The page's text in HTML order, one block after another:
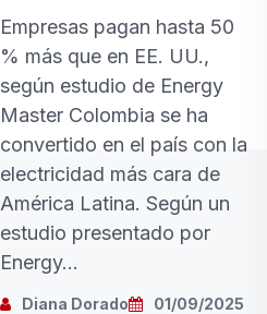
Empresas pagan hasta 50
% más que en EE. UU.,
según estudio de Energy
Master Colombia se ha
convertido en el país con la
electricidad más cara de
América Latina. Según un
estudio presentado por
Energy...
Diana Dorado 01/09/2025